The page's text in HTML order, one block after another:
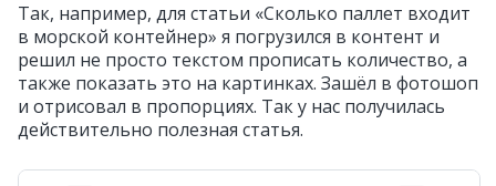
Так, например, для статьи «Сколько паллет входит
в морской контейнер» я погрузился в контент и
решил не просто текстом прописать количество, а
также показать это на картинках. Зашёл в фотошоп
и отрисовал в пропорциях. Так у нас получилась
действительно полезная статья.